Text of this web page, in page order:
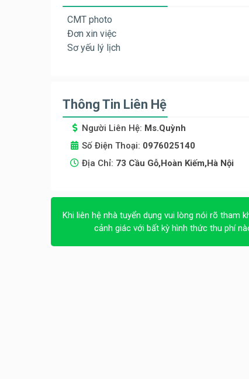
CMT photo
Đơn xin việc
Sơ yếu lý lịch
Thông Tin Liên Hệ
Người Liên Hệ: Ms.Quỳnh
Số Điện Thoại: 0976025140
Địa Chỉ: 73 Cầu Gỗ,Hoàn Kiếm,Hà Nội
Khi liên hệ nhà tuyển dụng vui lòng nói rõ tham
cảnh giác với bất kỳ hình thức thu phí